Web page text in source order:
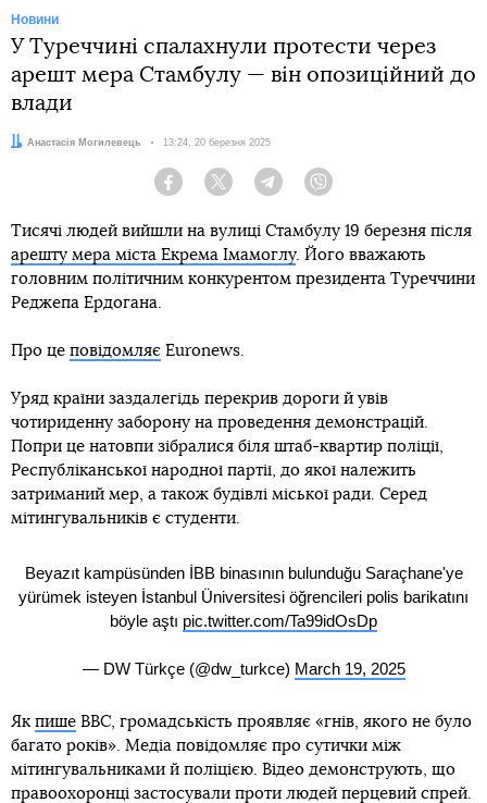
Новини
У Туреччині спалахнули протести через
арешт мера Стамбулу — він опозиційний до
влади
Автор:
Анастасія Могилевець Дата:
13:24, 20 березня 2025
Facebook Twitter Telegram
Тисячі людей вийшли на вулиці Стамбулу 19 березня після
арешту мера міста Екрема Імамоглу. Його вважають
головним політичним конкурентом президента Туреччини
Реджепа Ердогана.
Про це повідомляє Euronews.
Уряд країни заздалегідь перекрив дороги й увів
чотириденну заборону на проведення демонстрацій.
Попри це натовпи зібралися біля штаб-квартир поліції,
Республіканської народної партії, до якої належить
затриманий мер, а також будівлі міської ради. Серед
мітингувальників є студенти.
Beyazıt kampüsünden İBB binasının bulunduğu Saraçhane'ye
yürümek isteyen İstanbul Üniversitesi öğrencileri polis barikatını
böyle aştı pic.twitter.com/Ta99idOsDp
— DW Türkçe (@dw_turkce) March 19, 2025
Як пише BBC, громадськість проявляє «гнів, якого не було
багато років». Медіа повідомляє про сутички між
мітингувальниками й поліцією. Відео демонструють, що
правоохоронці застосували проти людей перцевий спрей.